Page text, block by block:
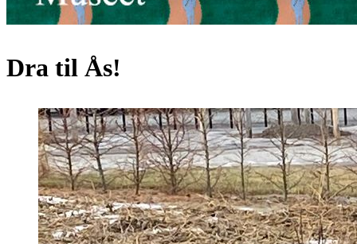
Dra til Ås!